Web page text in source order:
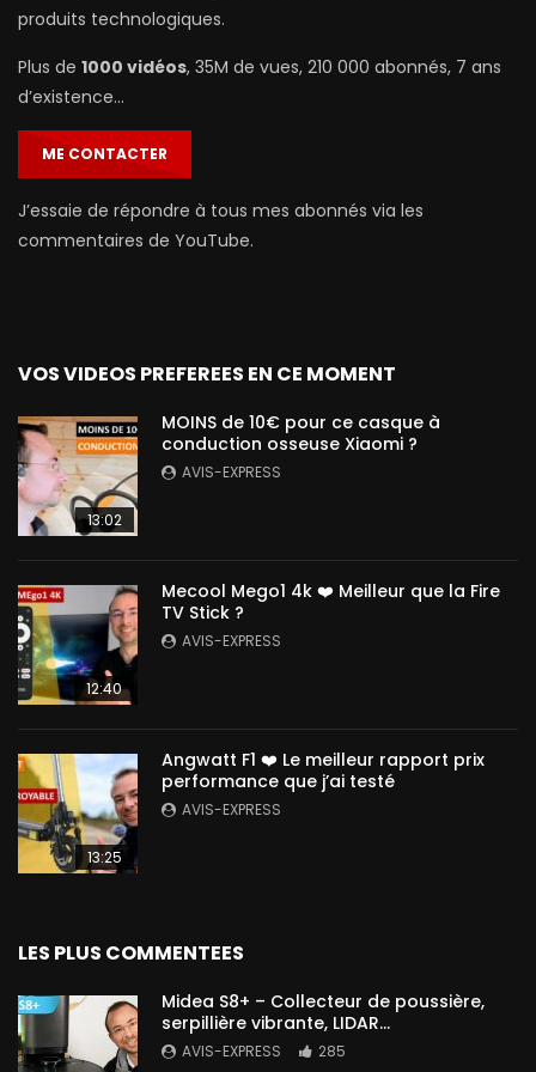
produits technologiques.
Plus de 1000 vidéos, 35M de vues, 210 000 abonnés, 7 ans
d’existence…
ME CONTACTER
J’essaie de répondre à tous mes abonnés via les
commentaires de YouTube.
VOS VIDEOS PREFEREES EN CE MOMENT
13:02
MOINS de 10€ pour ce casque à
conduction osseuse Xiaomi ?
AVIS-EXPRESS
12:40
Mecool Mego1 4k ❤️ Meilleur que la Fire
TV Stick ?
AVIS-EXPRESS
13:25
Angwatt F1 ❤️ Le meilleur rapport prix
performance que j’ai testé
AVIS-EXPRESS
LES PLUS COMMENTEES
Midea S8+ – Collecteur de poussière,
serpillière vibrante, LIDAR…
AVIS-EXPRESS 285